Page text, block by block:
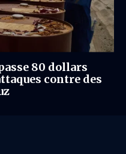
80 dollars
contre des